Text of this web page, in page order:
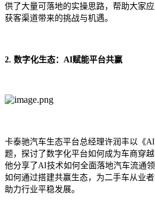
供了大量可落地的实操思路，帮助大家
获客渠道带来的挑战与机遇。
2. 数字化生态：AI赋能平台共赢
卡泰驰汽车生态平台总经理许润丰以《
题，探讨了数字化平台如何成为车商穿越
他分享了AI技术如何全面落地汽车流通
如何通过搭建共赢生态，为二手车从业者
助力行业平稳发展。